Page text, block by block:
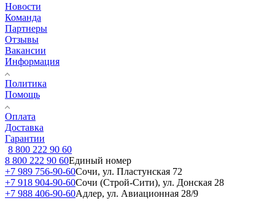
Новости
Команда
Партнеры
Отзывы
Вакансии
Информация
Политика
Помощь
Оплата
Доставка
Гарантии
8 800 222 90 60
8 800 222 90 60Единый номер
+7 989 756-90-60Сочи, ул. Пластунская 72
+7 918 904-90-60Сочи (Строй-Сити), ул. Донская 28
+7 988 406-90-60Адлер, ул. Авиационная 28/9